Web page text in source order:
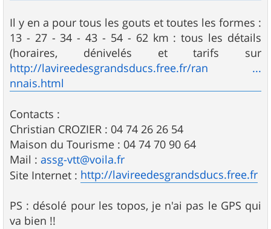
Il y en a pour tous les gouts et toutes les formes :
13 - 27 - 34 - 43 - 54 - 62 km : tous les détails
(horaires, dénivelés et tarifs sur
http://lavireedesgrandsducs.free.fr/ran ...
nnais.html
Contacts :
Christian CROZIER : 04 74 26 26 54
Maison du Tourisme : 04 74 70 90 64
Mail : assg-vtt@voila.fr
Site Internet : http://lavireedesgrandsducs.free.fr
PS : désolé pour les topos, je n'ai pas le GPS qui
va bien !!